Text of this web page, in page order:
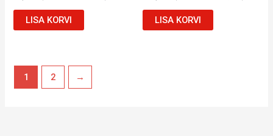
LISA KORVI LISA KORVI
1 2 →